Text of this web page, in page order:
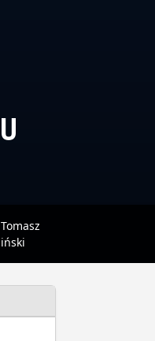
Tomasz